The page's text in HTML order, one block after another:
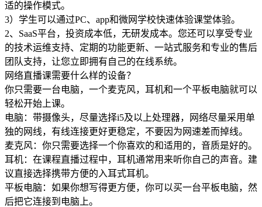
适的操作模式。
3）学生可以通过PC、app和微网学校快速体验课堂体验。
2、SaaS平台，投资成本低，无研发成本。您还可以享受专业
的技术运维支持、定期的功能更新、一站式服务和专业的售后
团队支持，让您立即拥有自己的在线系统。
网络直播课需要什么样的设备？
你只需要一台电脑，一个麦克风，耳机和一个平板电脑就可以
轻松开始上课。
电脑：带摄像头，尽量选择i5及以上处理器，网络尽量采用单
独的网线，有线连接更好更稳定，不要因为网速差而掉线。
麦克风：你只需要选择一个你喜欢的和适用的，音质是好的。
耳机：在课程直播过程中，耳机通常用来听你自己的声音。建
议直接选择携带方便的入耳式耳机。
平板电脑：如果你想写得更方便，你可以买一台平板电脑，然
后把它连接到电脑上。